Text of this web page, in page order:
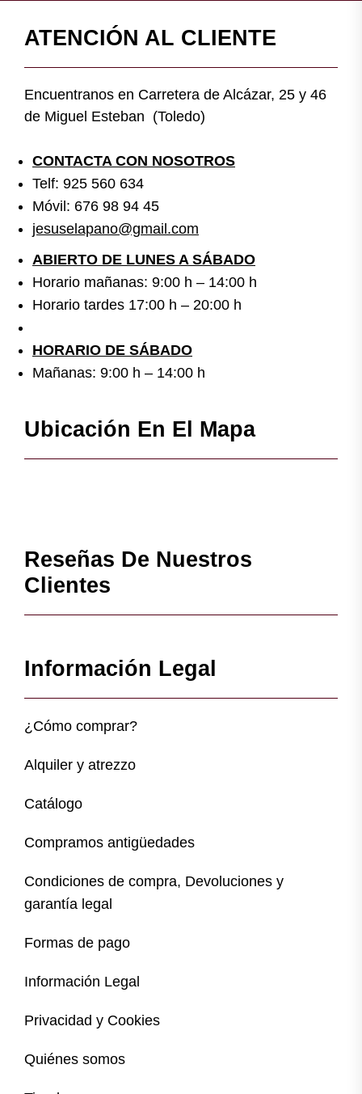
ATENCIÓN AL CLIENTE
Encuentranos en Carretera de Alcázar, 25 y 46
de Miguel Esteban (Toledo)
CONTACTA CON NOSOTROS
Telf: 925 560 634
Móvil: 676 98 94 45
jesuselapano@gmail.com
ABIERTO DE LUNES A SÁBADO
Horario mañanas: 9:00 h – 14:00 h
Horario tardes 17:00 h – 20:00 h
HORARIO DE SÁBADO
Mañanas: 9:00 h – 14:00 h
Ubicación En El Mapa
Reseñas De Nuestros
Clientes
Información Legal
¿Cómo comprar?
Alquiler y atrezzo
Catálogo
Compramos antigüedades
Condiciones de compra, Devoluciones y
garantía legal
Formas de pago
Información Legal
Privacidad y Cookies
Quiénes somos